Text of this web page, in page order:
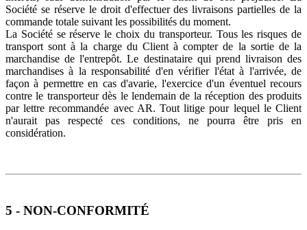
Société se réserve le droit d'effectuer des livraisons partielles de la
commande totale suivant les possibilités du moment.
La Société se réserve le choix du transporteur. Tous les risques de
transport sont à la charge du Client à compter de la sortie de la
marchandise de l'entrepôt. Le destinataire qui prend livraison des
marchandises à la responsabilité d'en vérifier l'état à l'arrivée, de
façon à permettre en cas d'avarie, l'exercice d'un éventuel recours
contre le transporteur dès le lendemain de la réception des produits
par lettre recommandée avec AR. Tout litige pour lequel le Client
n'aurait pas respecté ces conditions, ne pourra être pris en
considération.
5 - NON-CONFORMITÉ